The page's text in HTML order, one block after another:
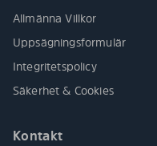
Allmänna Villkor
Uppsägningsformulär
Integritetspolicy
Säkerhet & Cookies
Kontakt